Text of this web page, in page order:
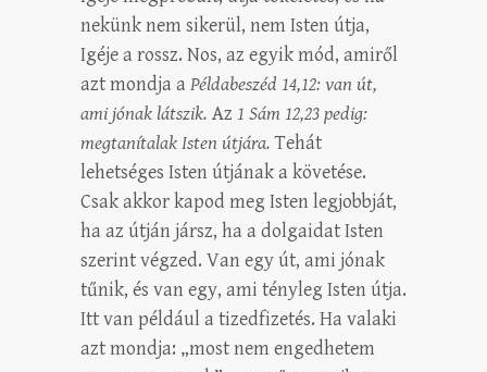
nekünk nem sikerül, nem Isten útja,
Igéje a rossz. Nos, az egyik mód, amiről
azt mondja a Példabeszéd 14,12: van út,
ami jónak látszik. Az 1 Sám 12,23 pedig:
megtanítalak Isten útjára.Tehát
lehetséges Isten útjának a követése.
Csak akkor kapod meg Isten legjobbját,
ha az útján jársz, ha a dolgaidat Isten
szerint végzed. Van egy út, ami jónak
tűnik, és van egy, ami tényleg Isten útja.
Itt van például a tizedfizetés. Ha valaki
azt mondja: „most nem engedhetem